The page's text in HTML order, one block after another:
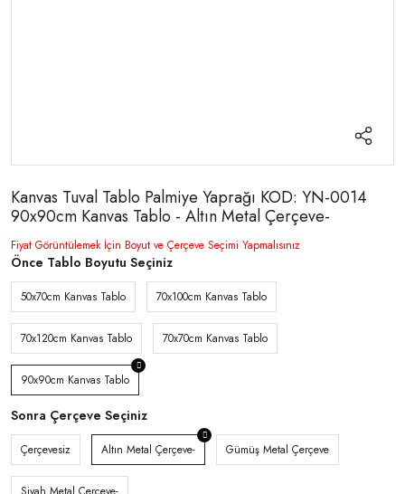
Kanvas Tuval Tablo Palmiye Yaprağı KOD: YN-0014
90x90cm Kanvas Tablo - Altın Metal Çerçeve-
Fiyat Görüntülemek İçin Boyut ve Çerçeve Seçimi Yapmalısınız
Önce Tablo Boyutu Seçiniz
50x70cm Kanvas Tablo 70x100cm Kanvas Tablo
70x120cm Kanvas Tablo 70x70cm Kanvas Tablo
90x90cm Kanvas Tablo
Sonra Çerçeve Seçiniz
Çerçevesiz Altın Metal Çerçeve- Gümüş Metal Çerçeve